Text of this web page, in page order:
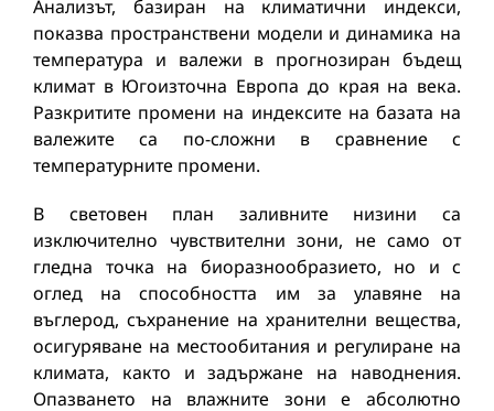
Анализът, базиран на климатични индекси,
показва пространствени модели и динамика на
температура и валежи в прогнозиран бъдещ
климат в Югоизточна Европа до края на века.
Разкритите промени на индексите на базата на
валежите са по-сложни в сравнение с
температурните промени.
В световен план заливните низини са
изключително чувствителни зони, не само от
гледна точка на биоразнообразието, но и с
оглед на способността им за улавяне на
въглерод, съхранение на хранителни вещества,
осигуряване на местообитания и регулиране на
климата, както и задържане на наводнения.
Опазването на влажните зони е абсолютно